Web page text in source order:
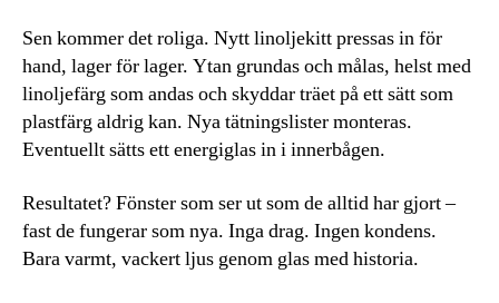
Sen kommer det roliga. Nytt linoljekitt pressas in för
hand, lager för lager. Ytan grundas och målas, helst med
linoljefärg som andas och skyddar träet på ett sätt som
plastfärg aldrig kan. Nya tätningslister monteras.
Eventuellt sätts ett energiglas in i innerbågen.
Resultatet? Fönster som ser ut som de alltid har gjort –
fast de fungerar som nya. Inga drag. Ingen kondens.
Bara varmt, vackert ljus genom glas med historia.